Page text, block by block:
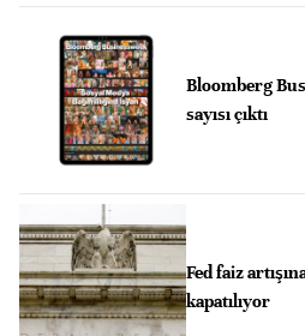
Bloomberg
sayısı çıktı
Fed faiz
kapatılıyor